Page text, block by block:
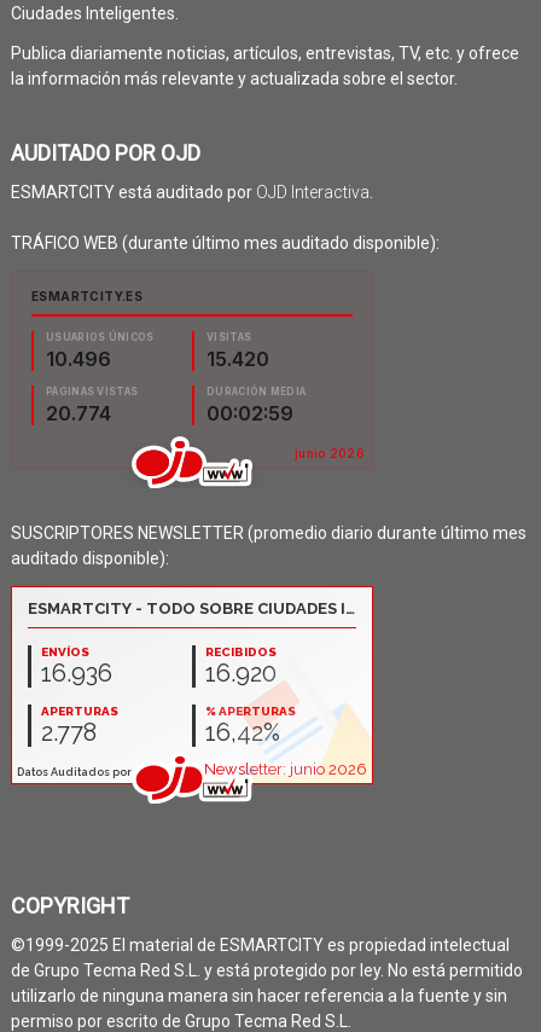
Ciudades Inteligentes.
Publica diariamente noticias, artículos, entrevistas, TV, etc. y ofrece
la información más relevante y actualizada sobre el sector.
AUDITADO POR OJD
ESMARTCITY está auditado por OJD Interactiva
TRÁFICO WEB (durante último mes auditado disponible):
SUSCRIPTORES NEWSLETTER (promedio diario durante último mes
auditado disponible):
COPYRIGHT
©1999-2025 El material de ESMARTCITY es propiedad intelectual
de Grupo Tecma Red S.L. y está protegido por ley. No está permitido
utilizarlo de ninguna manera sin hacer referencia a la fuente y sin
permiso por escrito de Grupo Tecma Red S.L.